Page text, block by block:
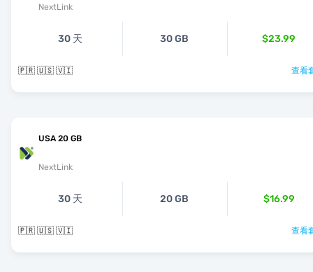
NextLink
30 天 30 GB $23.99
🇵🇷 🇺🇸 🇻🇮 查看
USA 20 GB
NextLink
30 天 20 GB $16.99
🇵🇷 🇺🇸 🇻🇮 查看